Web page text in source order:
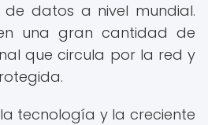
datos a nivel mundial.
una gran cantidad de
que circula por la red y
tecnología y la creciente